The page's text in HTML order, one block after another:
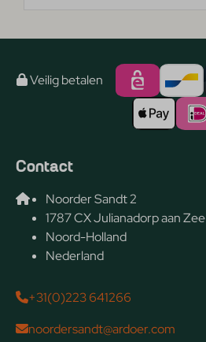
Veilig betalen
Contact
Noorder Sandt 2
1787 CX Julianadorp aan Zee
Noord-Holland
Nederland
+31(0)223 641266
noordersandt@ardoer.com